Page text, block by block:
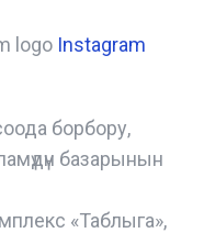
Instagram
борбору,
базарынын
«Таблыга»,